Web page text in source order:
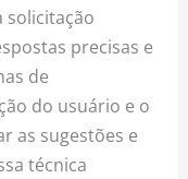
solicitação
precisas e
de
do usuário e o
as sugestões e
técnica